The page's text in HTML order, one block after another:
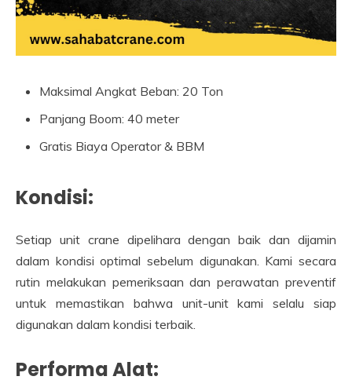
Maksimal Angkat Beban: 20 Ton
Panjang Boom: 40 meter
Gratis Biaya Operator & BBM
Kondisi:
Setiap unit crane dipelihara dengan baik dan dijamin
dalam kondisi optimal sebelum digunakan. Kami secara
rutin melakukan pemeriksaan dan perawatan preventif
untuk memastikan bahwa unit-unit kami selalu siap
digunakan dalam kondisi terbaik.
Performa Alat: